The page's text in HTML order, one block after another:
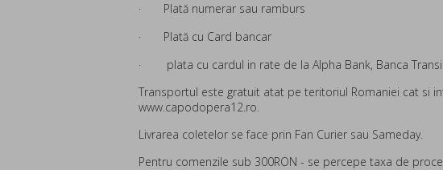
·
Plată numerar sau ramburs
·
Plată cu Card bancar
·
plata cu cardul in rate de la Alpha Bank, Banca
Transportul este gratuit atat pe teritoriul Romaniei cat si
www.capodopera12.ro.
Livrarea coletelor se face prin Fan Curier sau Sameday.
Pentru comenzile sub 300RON - se percepe taxa de